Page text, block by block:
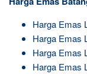
Harga Emas
Harga Emas
Harga Emas
Harga Emas